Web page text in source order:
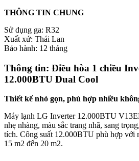
THÔNG TIN CHUNG
Sử dụng ga: R32
Xuất xứ: Thái Lan
Bảo hành: 12 tháng
Thông tin: Điều hòa 1 chiều
12.000BTU Dual Cool
Thiết kế nhỏ gọn, phù hợp nhiều
Máy lạnh LG Inverter 12.000BTU
nhẹ nhàng, màu sắc trang nhã, sang
tích. Công suất 12.000BTU phù hợp với
15 m2 đến 20 m2.